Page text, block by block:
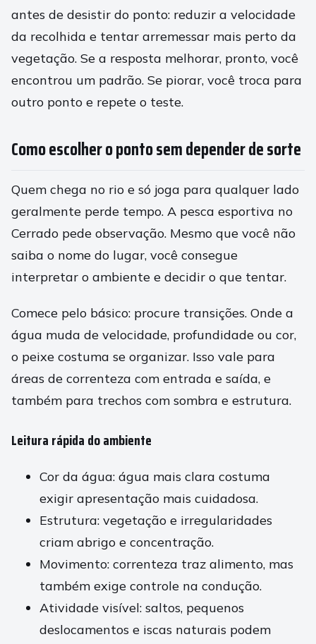
antes de desistir do ponto: reduzir a velocidade
da recolhida e tentar arremessar mais perto da
vegetação. Se a resposta melhorar, pronto, você
encontrou um padrão. Se piorar, você troca para
outro ponto e repete o teste.
Como escolher o ponto sem depender de sorte
Quem chega no rio e só joga para qualquer lado
geralmente perde tempo. A pesca esportiva no
Cerrado pede observação. Mesmo que você não
saiba o nome do lugar, você consegue
interpretar o ambiente e decidir o que tentar.
Comece pelo básico: procure transições. Onde a
água muda de velocidade, profundidade ou cor,
o peixe costuma se organizar. Isso vale para
áreas de correnteza com entrada e saída, e
também para trechos com sombra e estrutura.
Leitura rápida do ambiente
Cor da água: água mais clara costuma
exigir apresentação mais cuidadosa.
Estrutura: vegetação e irregularidades
criam abrigo e concentração.
Movimento: correnteza traz alimento, mas
também exige controle na condução.
Atividade visível: saltos, pequenos
deslocamentos e iscas naturais podem